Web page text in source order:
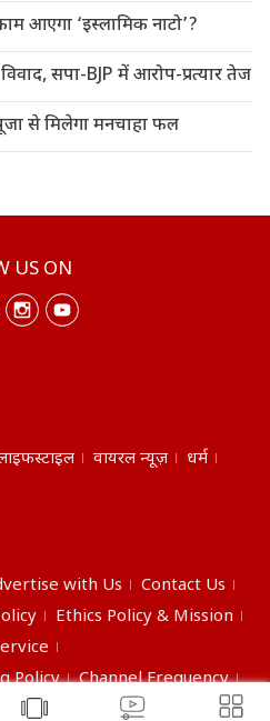
आएगा ‘इस्लामिक नाटो’?
सपा-BJP में आरोप-प्रत्यार तेज
से मिलेगा मनचाहा फल
US ON
वायरल न्यूज़
धर्म
with Us
Contact Us
Ethics Policy & Mission
Policy
Channel Frequency